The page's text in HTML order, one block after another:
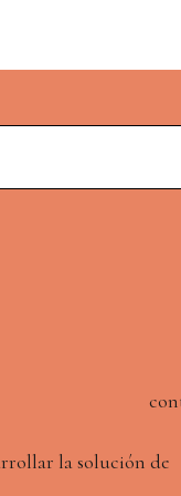
la solución de